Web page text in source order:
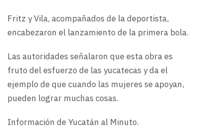
Fritz y Vila, acompañados de la deportista,
encabezaron el lanzamiento de la primera bola.
Las autoridades señalaron que esta obra es
fruto del esfuerzo de las yucatecas y da el
ejemplo de que cuando las mujeres se apoyan,
pueden lograr muchas cosas.
Información de Yucatán al Minuto.